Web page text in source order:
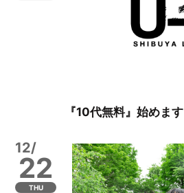
『10代無料』始めます
12/
22
THU